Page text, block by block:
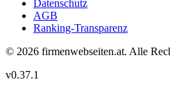
Datenschutz
AGB
Ranking-Transparenz
© 2026 firmenwebseiten.at. Alle
v0.37.1